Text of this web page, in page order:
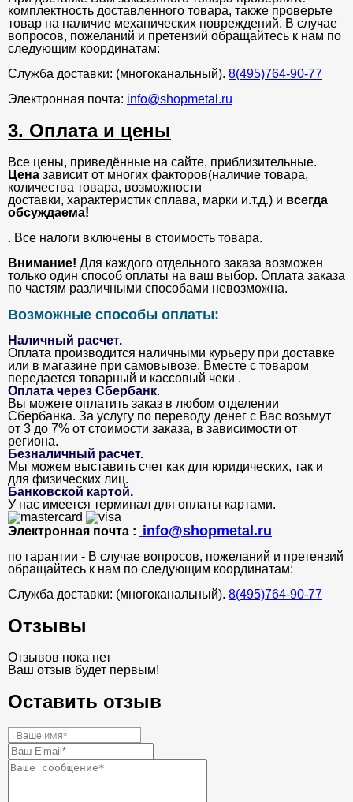
комплектность доставленного товара, также проверьте
товар на наличие механических повреждений. В случае
вопросов, пожеланий и претензий обращайтесь к нам по
следующим координатам:
Служба доставки: (многоканальный). 8(495)764-90-77
Электронная почта: info@shopmetal.ru
3. Оплата и цены
Все цены, приведённые на сайте, приблизительные.
Цена зависит от многих факторов(наличие товара,
количества товара, возможности
доставки, характеристик сплава, марки и.т.д.) и всегда
обсуждаема!
. Все налоги включены в стоимость товара.
Внимание! Для каждого отдельного заказа возможен
только один способ оплаты на ваш выбор. Оплата заказа
по частям различными способами невозможна.
Возможные способы оплаты:
Наличный расчет.
Оплата производится наличными курьеру при доставке
или в магазине при самовывозе. Вместе с товаром
передается товарный и кассовый чеки .
Оплата через Сбербанк.
Вы можете оплатить заказ в любом отделении
Сбербанка. За услугу по переводу денег с Вас возьмут
от 3 до 7% от стоимости заказа, в зависимости от
региона.
Безналичный расчет.
Мы можем выставить счет как для юридических, так и
для физических лиц.
Банковской картой.
У нас имеется терминал для оплаты картами.
Электронная почта : info@shopmetal.ru
по гарантии - В случае вопросов, пожеланий и претензий
обращайтесь к нам по следующим координатам:
Служба доставки: (многоканальный). 8(495)764-90-77
Отзывы
Отзывов пока нет
Ваш отзыв будет первым!
Оставить отзыв